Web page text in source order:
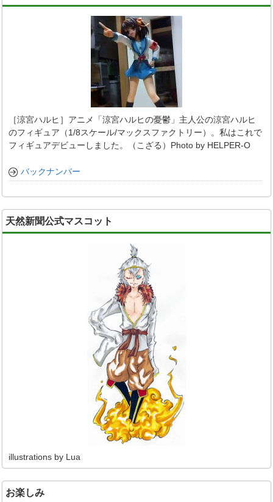
［涼宮ハルヒ］アニメ「涼宮ハルヒの憂鬱」主人公の涼宮ハルヒ
のフィギュア（1/8スケール/マックスファクトリー）。私はこれで
フィギュアデビューしました。（こざる）Photo by HELPER-O
バックナンバー
天然新聞公式マスコット
illustrations by Lua
お楽しみ